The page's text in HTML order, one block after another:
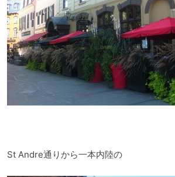
St Andre通りから一本内陸の